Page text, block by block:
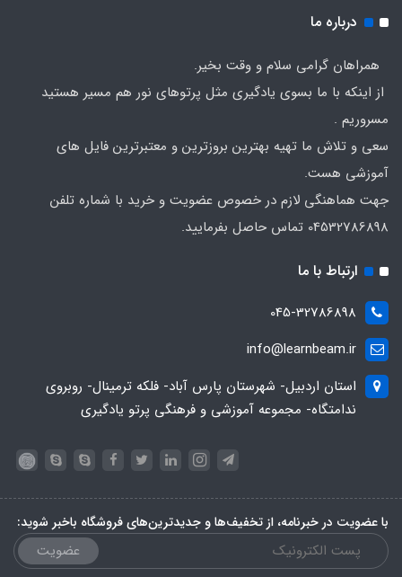
درباره ما
همراهان گرامی سلام و وقت بخیر.
از اینکه با ما بسوی یادگیری مثل پرتوهای نور هم مسیر هستید
مسروریم .
سعی و تلاش ما تهیه بهترین بروزترین و معتبرترین فایل های
آموزشی هست.
جهت هماهنگی لازم در خصوص عضویت و خرید با شماره تلفن
04532786898 تماس حاصل بفرمایید.
ارتباط با ما
045-32786898
info@learnbeam.ir
استان اردبیل- شهرستان پارس آباد- فلکه ترمینال- روبروی
ندامتگاه- مجموعه آموزشی و فرهنگی پرتو یادگیری
با عضویت در خبرنامه، از تخفیف‌ها و جدیدترین‌های فروشگاه باخبر شوید:
عضویت